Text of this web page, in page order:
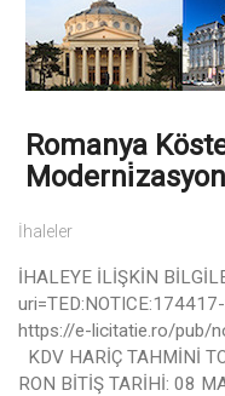
Romanya
İhaleler
İHALEYE İLİŞKİN
https://e-licitatie.ro/pub/
KDV HARİÇ TAHMİNİ
RON BİTİŞ TARİHİ: 08